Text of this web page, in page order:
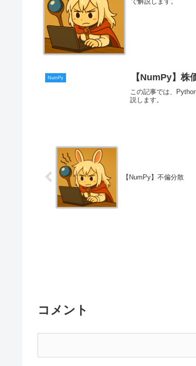
NumPy 【NumPy】株
この記事では、
説します。
【NumPy】不偏分散
コメント